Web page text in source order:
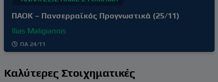
ΠΑΟΚ – Πανσερραϊκός Προγνωστικά (25/11)
Ilias Maligiannis
ΠΑ 24/11
Καλύτερες Στοιχηματικές